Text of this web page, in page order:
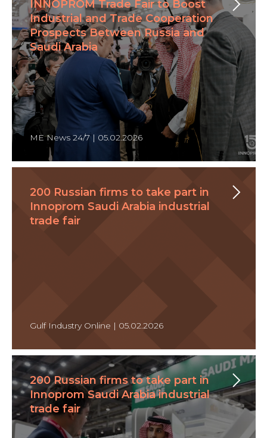
INNOPROM Trade Fair to Boost
Industrial and Trade Cooperation
Prospects Between Russia and
Saudi Arabia
ME News 24/7 | 05.02.2026
200 Russian firms to take part in
Innoprom Saudi Arabia industrial
trade fair
Gulf Industry Online | 05.02.2026
200 Russian firms to take part in
Innoprom Saudi Arabia industrial
trade fair